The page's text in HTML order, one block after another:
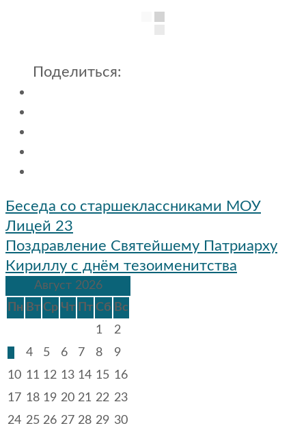
Поделиться:
Навигация
по
записям
Беседа со старшеклассниками МОУ
Лицей 23
Поздравление Святейшему Патриарху
Кириллу с днём тезоименитства
Август 2026
Пн Вт Ср Чт Пт Сб Вс
1
2
4 5 6 7 8
9
10 11 12 13 14 15 16
17 18 19 20 21 22 23
24 25 26 27 28 29 30